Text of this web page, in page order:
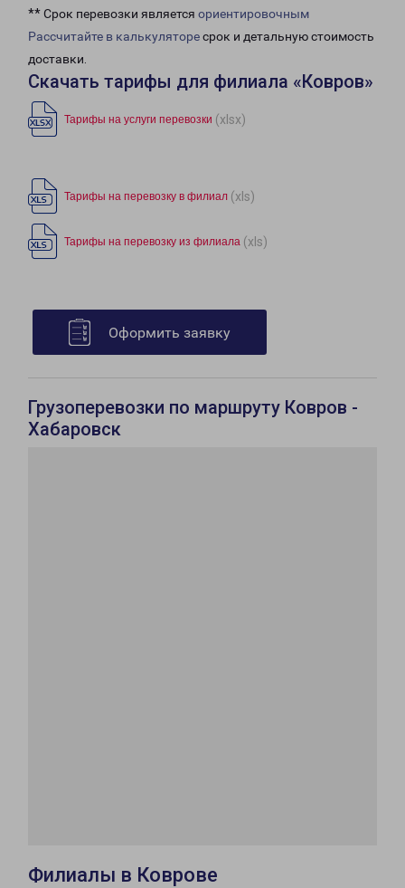
** Срок перевозки является ориентировочным
Рассчитайте в калькуляторесрок и детальную стоимость
доставки.
Скачать тарифы для филиала «Ковров»
Тарифы на услуги перевозки (xlsx)
Тарифы на перевозку в филиал (xls)
Тарифы на перевозку из филиала (xls)
Оформить заявку
Грузоперевозки по маршруту Ковров -
Хабаровск
Филиалы в Коврове